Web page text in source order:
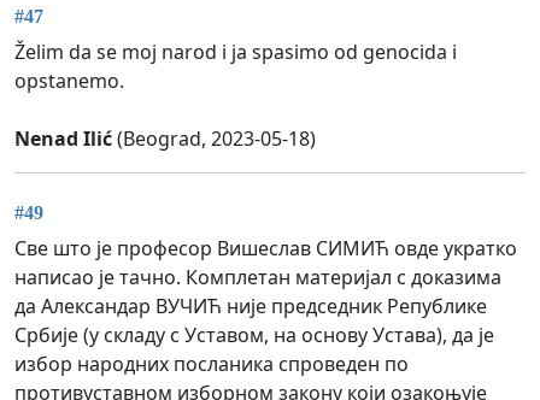
#47
Želim da se moj narod i ja spasimo od genocida i
opstanemo.
Nenad Ilić(Beograd, 2023-05-18)
#49
Све што је професор Вишеслав СИМИЋ овде укратко
написао је тачно. Комплетан материјал с доказима
да Александар ВУЧИЋ није председник Републике
Србије (у складу с Уставом, на основу Устава), да је
избор народних посланика спроведен по
противуставном изборном закону који озакоњује